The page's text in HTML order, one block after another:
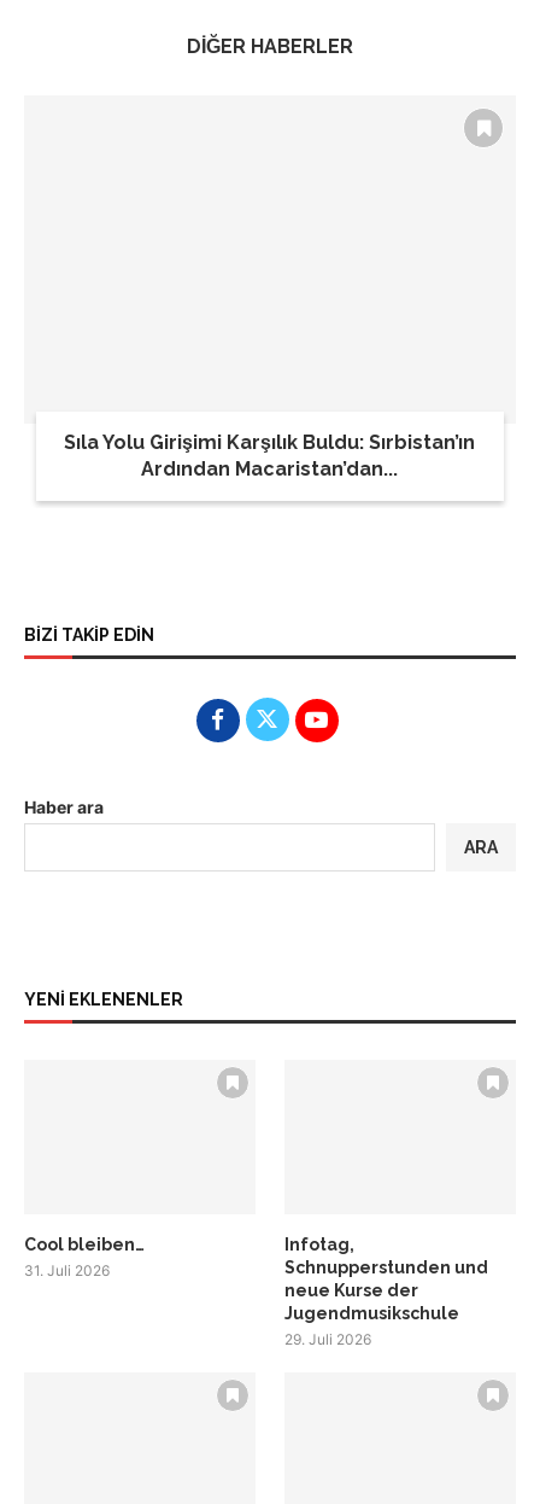
DİĞER HABERLER
Sıla Yolu Girişimi Karşılık Buldu: Sırbistan’ın
Ardından Macaristan’dan...
BİZİ TAKİP EDİN
Haber ara
ARA
YENİ EKLENENLER
Cool bleiben…
31. Juli 2026
Infotag,
Schnupperstunden und
neue Kurse der
Jugendmusikschule
29. Juli 2026